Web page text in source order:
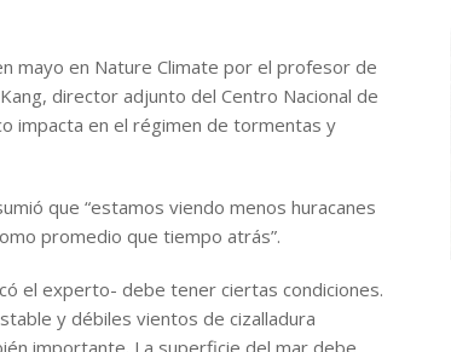
mayo en Nature Climate por el profesor de
director adjunto del Centro Nacional de
impacta en el régimen de tormentas y
que “estamos viendo menos huracanes
promedio que tiempo atrás”.
el experto- debe tener ciertas condiciones.
y débiles vientos de cizalladura
importante. La superficie del mar debe